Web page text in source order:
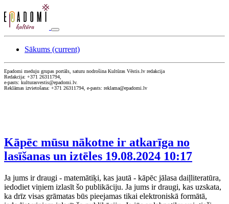
Sākums (current)
Epadomi meduju grupas portāls, saturu nodrošina Kultūras Vēstis.lv redakcija
Redakcija: +371 26311794,
e-pasts: kulturasvestis@epadomi.lv.
Reklāmas izvietošana: +371 26311794, e-pasts: reklama@epadomi.lv
Kāpēc mūsu nākotne ir atkarīga no
lasīšanas un iztēles 19.08.2024 10:17
Ja jums ir draugi - matemātiķi, kas jautā - kāpēc jālasa daiļliteratūra,
iedodiet viņiem izlasīt šo publikāciju. Ja jums ir draugi, kas uzskata,
ka drīz visas grāmatas būs pieejamas tikai elektroniskā formātā,